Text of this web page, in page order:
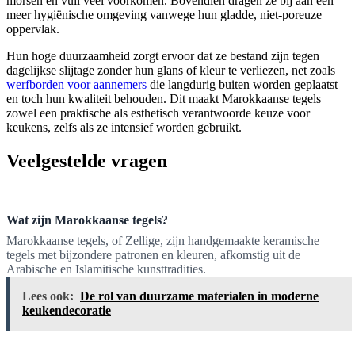
meer hygiënische omgeving vanwege hun gladde, niet-poreuze
oppervlak.
Hun hoge duurzaamheid zorgt ervoor dat ze bestand zijn tegen
dagelijkse slijtage zonder hun glans of kleur te verliezen, net zoals
werfborden voor aannemers die langdurig buiten worden geplaatst
en toch hun kwaliteit behouden. Dit maakt Marokkaanse tegels
zowel een praktische als esthetisch verantwoorde keuze voor
keukens, zelfs als ze intensief worden gebruikt.
Veelgestelde vragen
Wat zijn Marokkaanse tegels?
Marokkaanse tegels, of Zellige, zijn handgemaakte keramische
tegels met bijzondere patronen en kleuren, afkomstig uit de
Arabische en Islamitische kunsttradities.
Lees ook: De rol van duurzame materialen in moderne
keukendecoratie